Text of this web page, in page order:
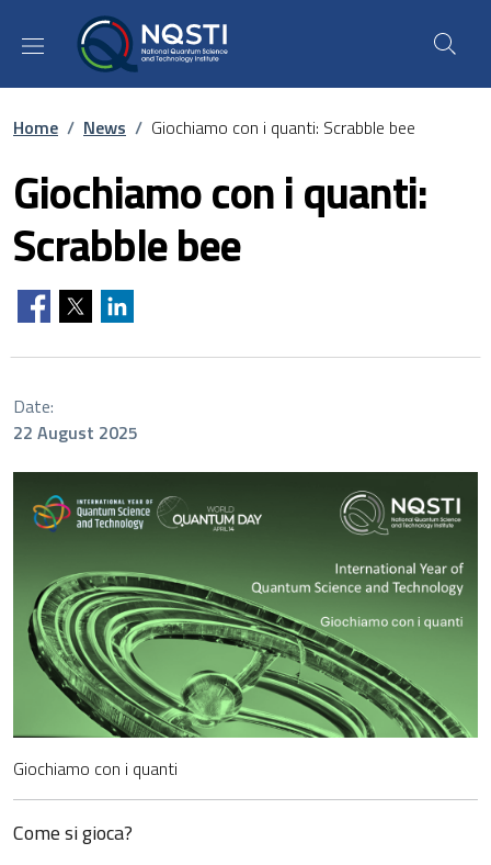
Skip to main content
Skip to footer content
Breadcrumb
Home / News / Giochiamo con i quanti: Scrabble bee
Giochiamo con i quanti:
Scrabble bee
Date:
22 August 2025
Giochiamo con i quanti
Come si gioca?